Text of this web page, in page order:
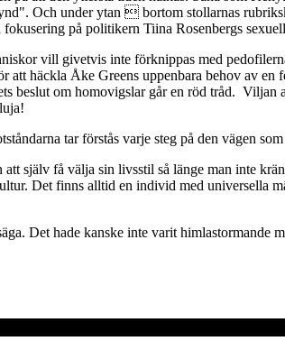
Och under ytan  bortom stollarnas
på politikern Tiina Rosenbergs
vill givetvis inte förknippas med
häckla Åke Greens uppenbara behov av
beslut om homovigslar går en röd tråd. Viljan
tar förstås varje steg på den vägen
själv få välja sin livsstil så länge man inte
Det finns alltid en individ med universella
Det hade kanske inte varit himlastormande